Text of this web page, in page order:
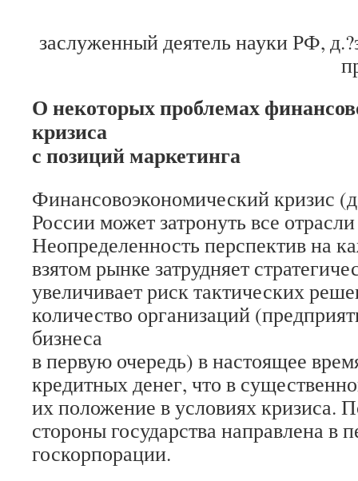
заслуженный деятель науки РФ,
О некоторых проблемах
кризиса
с позиций маркетинга
Финансово­экономический кризис
России может затронуть все
Неопределенность перспектив на
взятом рынке затрудняет
увеличивает риск тактических
количество организаций
бизнеса
в первую очередь) в настоящее
кредитных денег, что в
их положение в условиях кризиса.
стороны государства направлена в
госкорпорации.